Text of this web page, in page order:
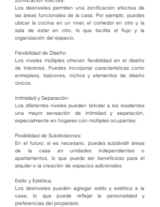
Los desniveles permiten una zonificación efectiva de
las áreas funcionales de la casa. Por ejemplo, puedes
ubicar la cocina en un nivel, el comedor en otro y la
sala de estar en otro, lo que facilita el flujo y la
organización del espacio.
Flexibilidad de Diseño:
Los niveles múltiples ofrecen flexibilidad en el diseño
de interiores. Puedes incorporar características como
entrepisos, balcones, nichos y elementos de diseño
únicos.
Intimidad y Separación:
Los diferentes niveles pueden brindar a los residentes
una mayor sensación de intimidad y separación,
especialmente en hogares con múltiples ocupantes.
Posibilidad de Subdivisiones:
En el futuro, si es necesario, puedes subdividir áreas
de la casa en unidades independientes o
apartamentos, lo que puede ser beneficioso para el
alquiler o la creación de espacios adicionales.
Estilo y Estética:
Los desniveles pueden agregar estilo y estética a la
casa, lo que puede reflejar la personalidad y
preferencias del propietario.